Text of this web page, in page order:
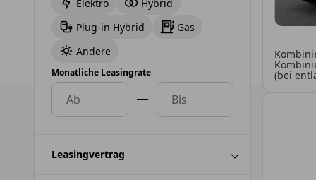
Elektro
Hybrid
Plug-in Hybrid
Gas
Andere
Monatliche Leasingrate
Leasingvertrag
(bei